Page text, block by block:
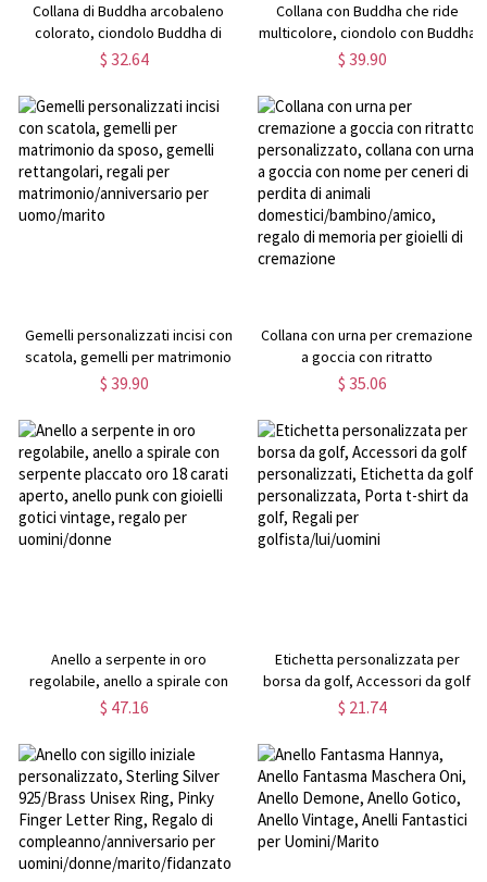
Collana di Buddha arcobaleno
colorato, ciondolo Buddha di
giada arcobaleno con catena di
Amitabha Amulet, regalo per
uomini e donne
$ 32.64
Collana con Buddha che ride
multicolore, ciondolo con Buddha
di giada, collana in oro 18 carati in
compleanno/festa della mamma
mamma/moglie/fidanzata/amica
$ 39.90
Gemelli personalizzati incisi con
scatola, gemelli per matrimonio
da sposo, gemelli rettangolari,
matrimonio/anniversario per
uomo/marito
$ 39.90
Collana con urna per cremazione
a goccia con ritratto
personalizzato, collana con urna
perdita di animali
domestici/bambino/amico,
regalo di memoria per gioielli di
cremazione
$ 35.06
Anello a serpente in oro
regolabile, anello a spirale con
serpente placcato oro 18 carati
gotici vintage, regalo per
uomini/donne
$ 47.16
Etichetta personalizzata per
borsa da golf, Accessori da golf
personalizzati, Etichetta da golf
golf, Regali per
golfista/lui/uomini
$ 21.74